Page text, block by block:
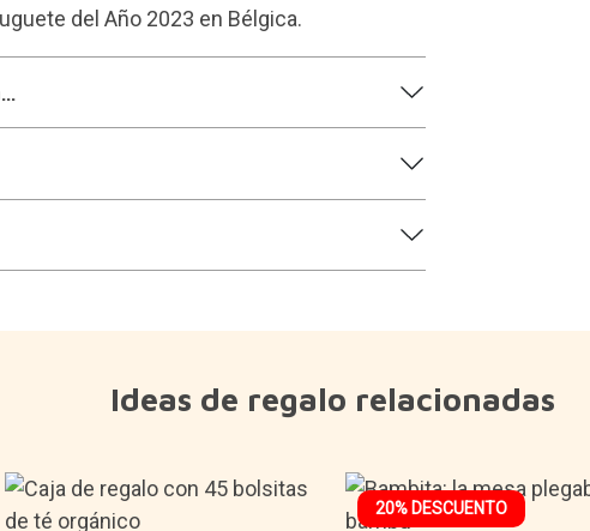
del Año 2023 en Bélgica.
Ideas de regalo relacionadas
20% DESCUENTO